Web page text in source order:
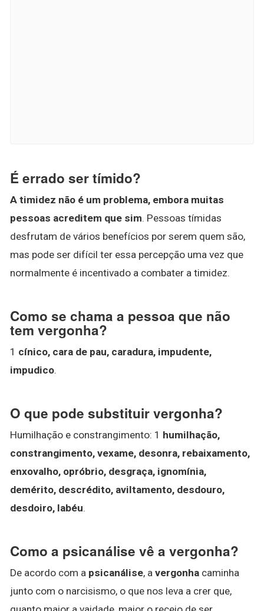
É errado ser tímido?
A timidez não é um problema, embora muitas
pessoas acreditem que sim. Pessoas tímidas
desfrutam de vários benefícios por serem quem são,
mas pode ser difícil ter essa percepção uma vez que
normalmente é incentivado a combater a timidez.
Como se chama a pessoa que não
tem vergonha?
1 cínico, cara de pau, caradura, impudente,
impudico.
O que pode substituir vergonha?
Humilhação e constrangimento: 1 humilhação,
constrangimento, vexame, desonra, rebaixamento,
enxovalho, opróbrio, desgraça, ignomínia,
demérito, descrédito, aviltamento, desdouro,
desdoiro, labéu.
Como a psicanálise vê a vergonha?
De acordo com a psicanálise, a vergonha caminha
junto com o narcisismo, o que nos leva a crer que,